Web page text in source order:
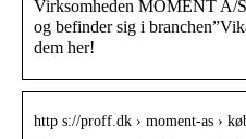
Virksomheden MOMENT A/
og befinder sig i
dem her!
http s://proff.dk › moment-as ›